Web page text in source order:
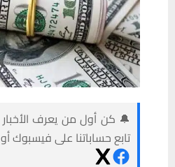
🔔 كن أول من يعرف الأخبار
تابع حساباتنا على فيسبوك